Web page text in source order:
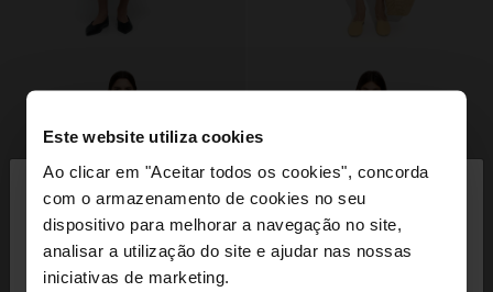
Este website utiliza cookies
Ao clicar em "Aceitar todos os cookies", concorda
com o armazenamento de cookies no seu
dispositivo para melhorar a navegação no site,
analisar a utilização do site e ajudar nas nossas
iniciativas de marketing.
Está a aceder ao site a partir de Portugal. Deseja
navegar no nosso site United States?